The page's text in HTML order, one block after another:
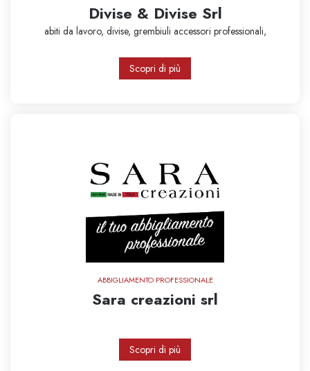
Divise & Divise Srl
abiti da lavoro, divise, grembiuli accessori professionali,
Scopri di più
ABBIGLIAMENTO PROFESSIONALE
Sara creazioni srl
Scopri di più